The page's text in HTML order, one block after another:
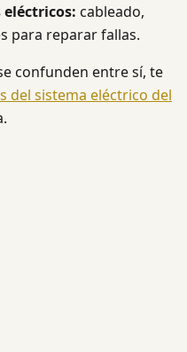
cableado,
para reparar fallas.
confunden entre sí, te
del sistema eléctrico del